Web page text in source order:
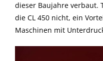
dieser Baujahre verbaut.
die CL 450 nicht, ein
Maschinen mit